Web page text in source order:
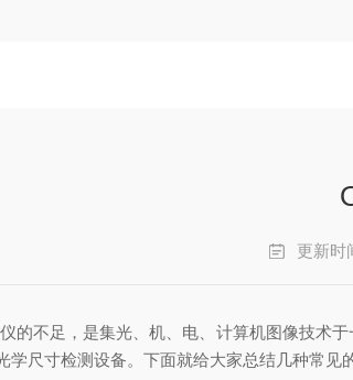
更新时
的不足，是集光、机、电、计算机图像技术
尺寸检测设备。下面就给大家总结几种常见